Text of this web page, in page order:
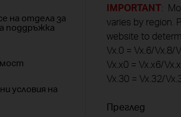
на отдела за
поддръжка
условия на
IMPORTANT:
varies by region.
website to
Vx.0 = Vx.6/Vx.8/
Vx.x0 = Vx.x6/
Vx.30 = Vx.32/
Преглед